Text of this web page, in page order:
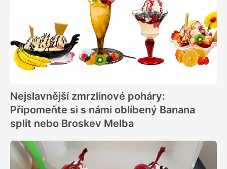
Nejslavnější zmrzlinové poháry:
Připomeňte si s námi oblíbený Banana
split nebo Broskev Melba